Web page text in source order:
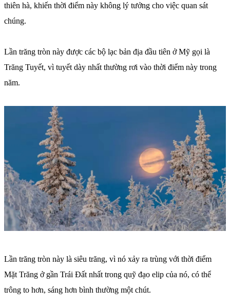
thiên hà, khiến thời điểm này không lý tưởng cho việc quan sát
chúng.
Lần trăng tròn này được các bộ lạc bản địa đầu tiên ở Mỹ gọi là
Trăng Tuyết, vì tuyết dày nhất thường rơi vào thời điểm này trong
năm.
Lần trăng tròn này là siêu trăng, vì nó xảy ra trùng với thời điểm
Mặt Trăng ở gần Trái Đất nhất trong quỹ đạo elip của nó, có thể
trông to hơn, sáng hơn bình thường một chút.